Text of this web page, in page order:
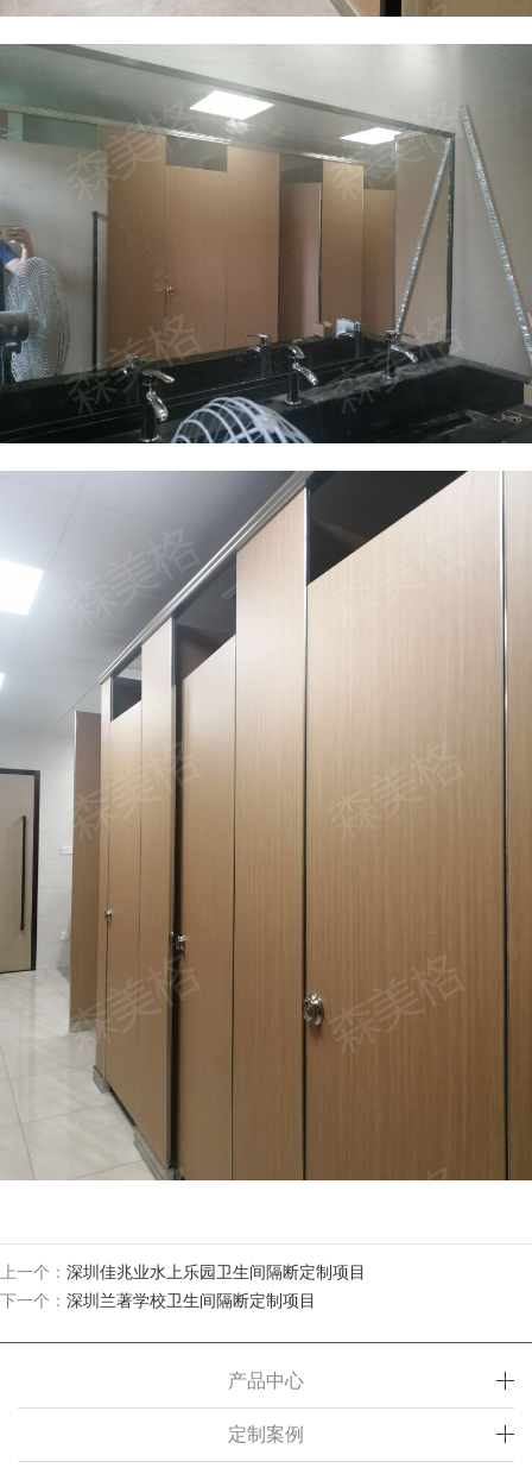
上一个： 深圳佳兆业水上乐园卫生间隔断定制项目
下一个： 深圳兰著学校卫生间隔断定制项目
产品中心
定制案例